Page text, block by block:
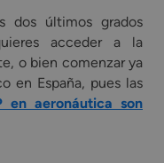
dos últimos grados
acceder a la
o bien comenzar ya
en España, pues las
en aeronáutica son